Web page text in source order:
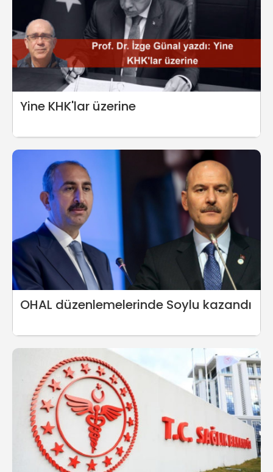
Yine KHK'lar üzerine
OHAL düzenlemelerinde Soylu kazandı